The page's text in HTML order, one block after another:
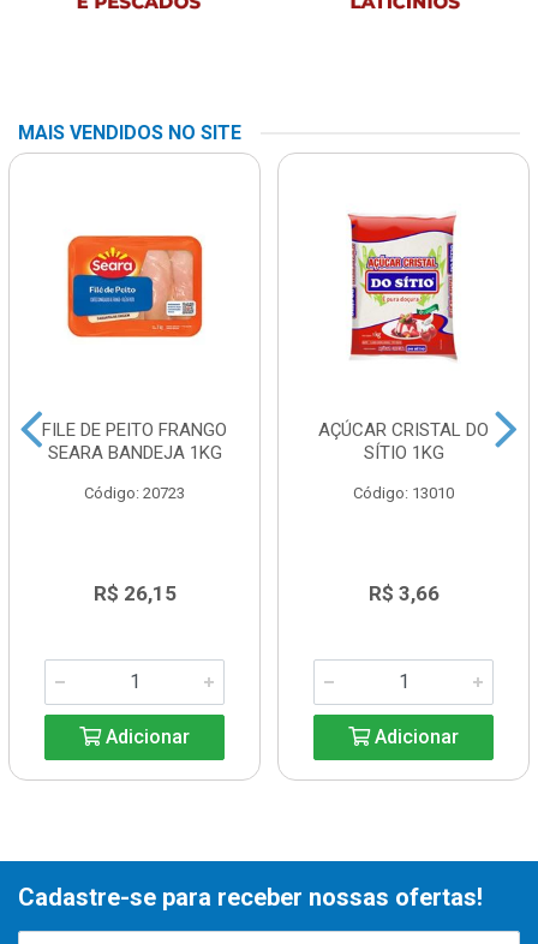
MAIS VENDIDOS NO SITE
FILE DE PEITO FRANGO
SEARA BANDEJA 1KG
Código: 20723
R$ 26,15
Adicionar
AÇÚCAR CRISTAL DO
SÍTIO 1KG
Código: 13010
R$ 3,66
Adicionar
Cadastre-se para receber nossas ofertas!